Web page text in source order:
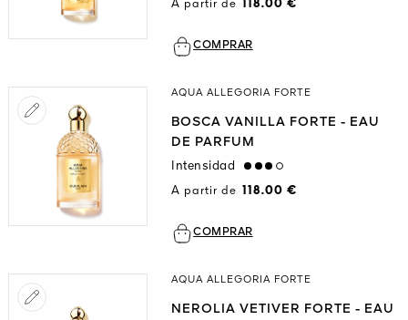
A partir de 118.00 €
COMPRAR
AQUA ALLEGORIA FORTE
BOSCA VANILLA FORTE - EAU
DE PARFUM
Intensidad
high
A partir de 118.00 €
COMPRAR
AQUA ALLEGORIA FORTE
NEROLIA VETIVER FORTE - EAU